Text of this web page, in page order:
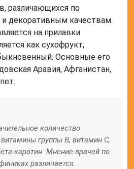
различающихся по
декоративным качествам.
на прилавки
как сухофрукт,
Основные его
Аравия, Афганистан,
количество
группы В, витамин С,
каротин. Мнение врачей по
различается.